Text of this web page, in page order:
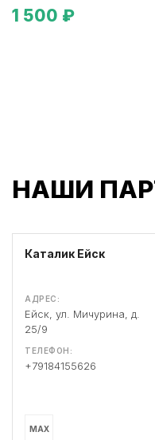
1 500 ₽
НАШИ
Каталик Ейск
АДРЕС:
Ейск, ул. Мичурина, д.
25/9
ТЕЛЕФОН:
+79184155626
MAX